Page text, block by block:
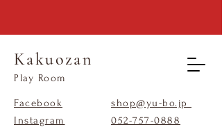
Kakuozan
​Play Room
Facebook
Instagram
shop@yu-bo.jp
​052-757-0888